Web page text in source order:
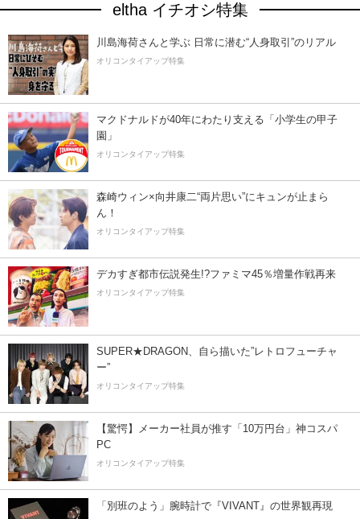
eltha イチオシ特集
川島海荷さんと学ぶ 日常に潜む“人身取引”のリアル
オリコンタイアップ特集
マクドナルドが40年にわたり支える「小学生の甲子
園」
オリコンタイアップ特集
森崎ウィン×向井康二“両片思い”にキュンが止まら
ん！
オリコンタイアップ特集
デカすぎ都市伝説発生!?ファミマ45％増量作戦再来
オリコンタイアップ特集
SUPER★DRAGON、自ら描いた”レトロフューチャ
ー”
オリコンタイアップ特集
【驚愕】メーカー社員が推す「10万円台」神コスパ
PC
オリコンタイアップ特集
「別班のよう」腕時計で『VIVANT』の世界観再現